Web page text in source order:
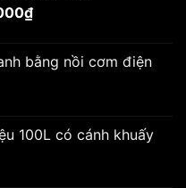
₫Giá
là:
bằng nồi cơm điện
100L có cánh khuấy